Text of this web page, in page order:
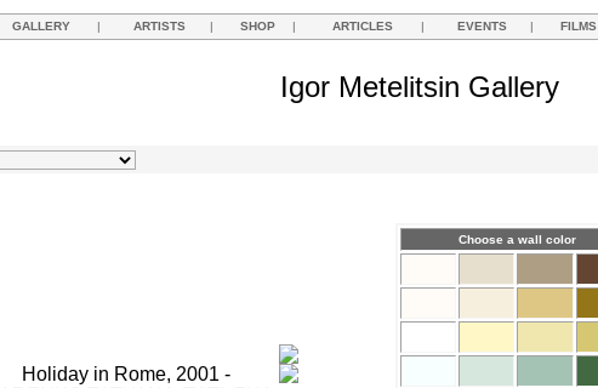
GALLERY | ARTISTS | SHOP | ARTICLES | EVENTS | FILMS
Igor Metelitsin Gallery
Choose a wall color